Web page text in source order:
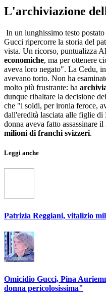
L'archiviazione
In un lunghissimo testo
Gucci ripercorre la storia del
vista. Un ricorso, puntualizza
economiche, ma per ottenere
aveva loro negato". La Cedu,
avevano torto. Non ha
molto più frustrante: ha
dunque ribaltare la decisione
che "i soldi, per ironia feroce,
dall'eredità lasciata alle figlie
donna aveva fatto assassinare
milioni di franchi svizzeri.
Leggi anche
Patrizia Reggiani, vitalizio
Omicidio Gucci, Pina
donna pericolosissima"